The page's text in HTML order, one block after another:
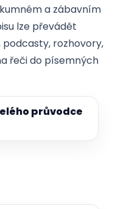
a zábavním
lze převádět
podcasty, rozhovory,
řeči do písemných
průvodce